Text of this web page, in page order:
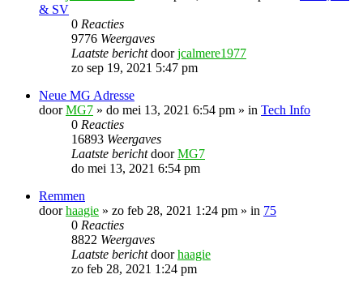
& SV
0 Reacties
9776 Weergaves
Laatste berichtdoorjcalmere1977
zo sep 19, 2021 5:47 pm
Neue MG Adresse
doorMG7 » do mei 13, 2021 6:54 pm » in Tech Info
0 Reacties
16893 Weergaves
Laatste berichtdoorMG7
do mei 13, 2021 6:54 pm
Remmen
doorhaagie » zo feb 28, 2021 1:24 pm » in 75
0 Reacties
8822 Weergaves
Laatste berichtdoorhaagie
zo feb 28, 2021 1:24 pm